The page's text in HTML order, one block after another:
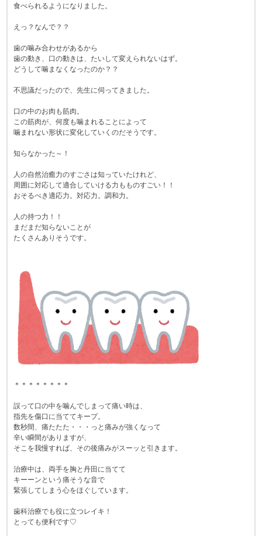
食べられるようになりました。
えっ？なんで？？
歯の噛み合わせがあるから
歯の動き、口の動きは、たいして変えられないはず。
どうして噛まなくなったのか？？
不思議だったので、先生に伺ってきました。
口の中のお肉も筋肉。
この筋肉が、何度も噛まれることによって
噛まれない形状に変化していくのだそうです。
知らなかった～！
人の自然治癒力のすごさは知っていたけれど、
周囲に対応して適合していける力もものすごい！！
おそるべき適応力。対応力。調和力。
人の持つ力！！
まだまだ知らないことが
たくさんありそうです。
＊＊＊＊＊＊＊＊
誤って口の中を噛んでしまって痛い時は、
指先を傷口に当ててキープ。
数秒間、痛たたた・・・っと痛みが強くなって
辛い瞬間がありますが、
そこを我慢すれば、その後痛みがスーッと引きます。
治療中は、両手を胸と丹田に当てて
キーーンという痛そうな音で
緊張してしまう心をほぐしています。
歯科治療でも役に立つレイキ！
とっても便利です♡